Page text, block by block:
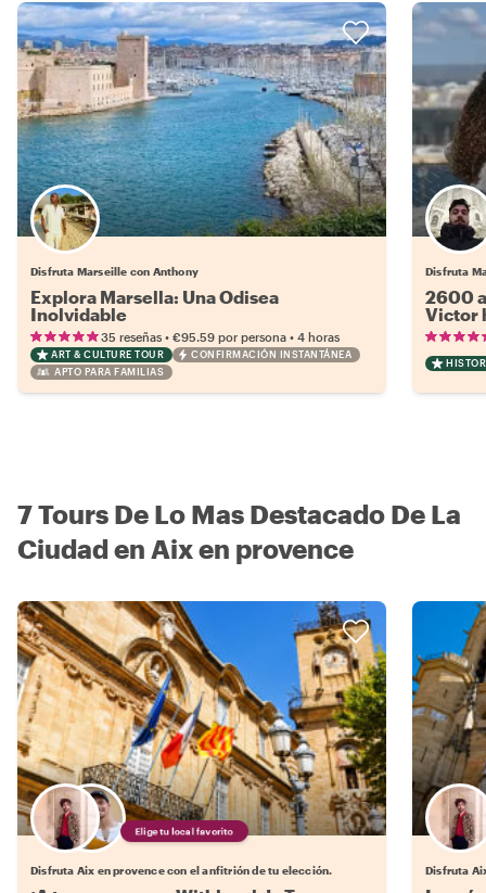
Disfruta Marseille con Anthony
Explora Marsella: Una Odisea
Inolvidable
35 reseñas • €95.59 por persona • 4 horas
ART & CULTURE TOUR
CONFIRMACIÓN INSTANTÁNEA
APTO PARA FAMILIAS
Disfruta
2600
Victor
7 Tours De Lo Mas Destacado De La
Ciudad en Aix en provence
Elige tu local favorito
Disfruta Aix en provence con el anfitrión de tu elección. Disfruta